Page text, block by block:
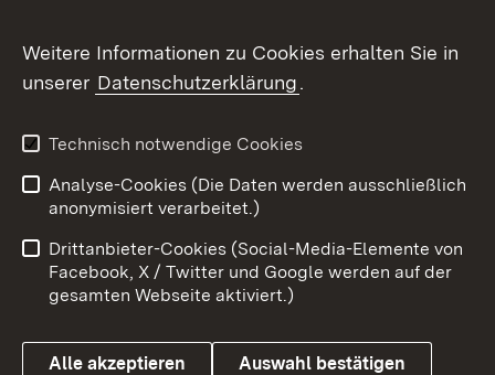
X / Twitter
Youtube
Impressum
Kontakt
Barrierefreiheit
Datenschutz
Cookies
Weitere Informationen zu Cookies erhalten Sie in
unserer Datenschutzerklärung.
Technisch notwendige Cookies
Analyse-Cookies (Die Daten werden ausschließlich
anonymisiert verarbeitet.)
Drittanbieter-Cookies (Social-Media-Elemente von
Facebook, X / Twitter und Google werden auf der
gesamten Webseite aktiviert.)
Alle akzeptieren Auswahl bestätigen